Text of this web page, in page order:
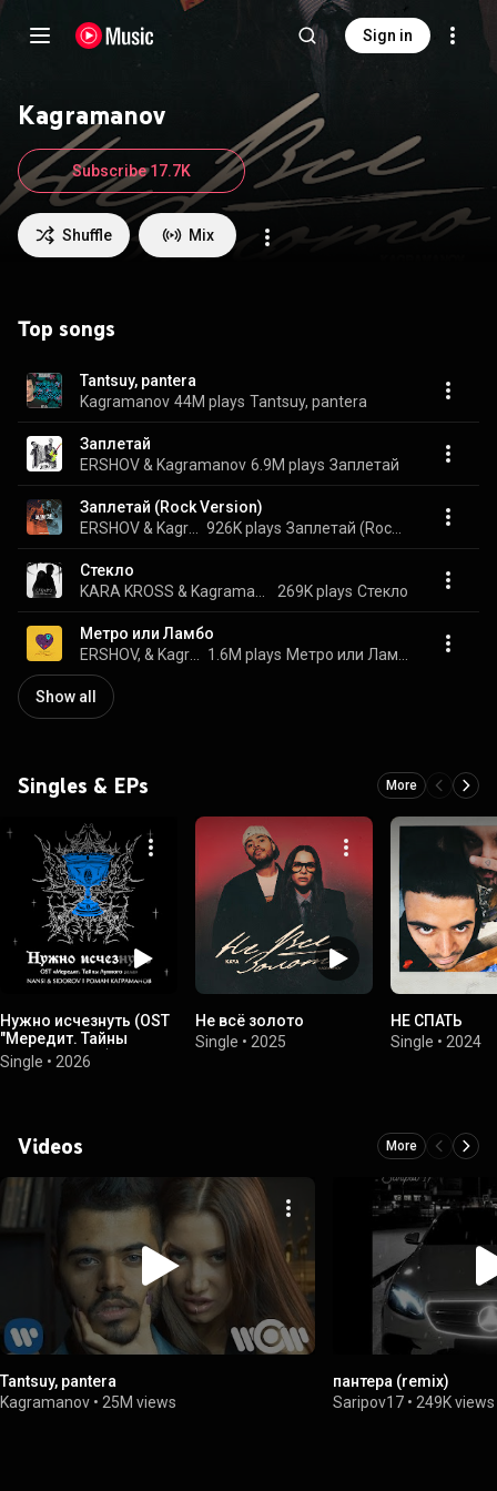
Sign in
Kagramanov
Shuffle Mix
Subscribe 17.7K
Top songs
Tantsuy, pantera
Kagramanov 44M plays Tantsuy, pantera
Заплетай
ERSHOV & Kagramanov 6.9M plays Заплетай
Заплетай (Rock Version)
926K plays
Стекло
269K plays Стекло
Метро или Ламбо
1.6M plays
Show all
Singles & EPs More
Нужно исчезнуть (OST
"Мередит. Тайны
лунного зала")
Single • 2026
Не всё золото
Single • 2025
НЕ СПАТЬ
Single • 2024
Videos More
Tantsuy, pantera
Kagramanov • 25M views
пантера (remix)
Saripov17 • 249K views